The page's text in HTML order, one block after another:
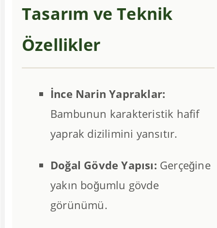
Tasarım ve Teknik
Özellikler
İnce Narin Yapraklar:
Bambunun karakteristik hafif
yaprak dizilimini yansıtır.
Doğal Gövde Yapısı: Gerçeğine
yakın boğumlu gövde
görünümü.